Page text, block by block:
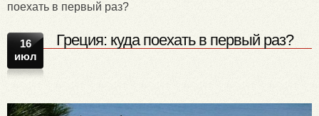
поехать в первый раз?
16
июл
Греция: куда поехать в первый раз?